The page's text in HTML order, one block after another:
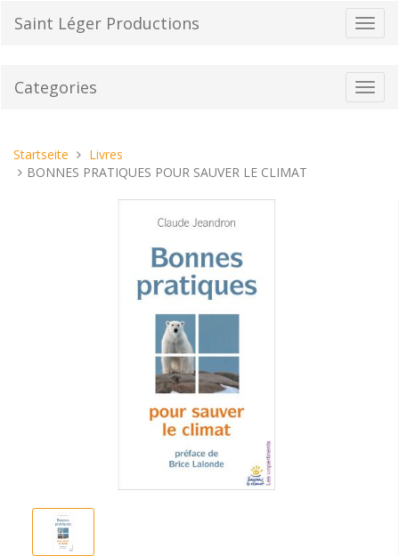
zumSaint Léger Productions
Categories
Sie
sind
Startseite
Livres
BONNES PRATIQUES POUR SAUVER LE CLIMAT